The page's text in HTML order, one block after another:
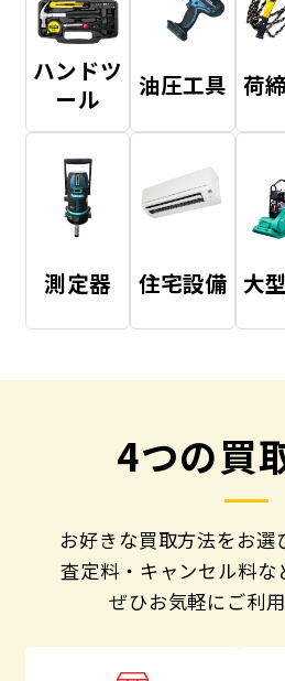
ハンドツ
ール
油圧工具 荷
測定器 住宅設備 大
4つの買
お好きな買取方法をお選
査定料・キャンセル料な
ぜひお気軽にご利用